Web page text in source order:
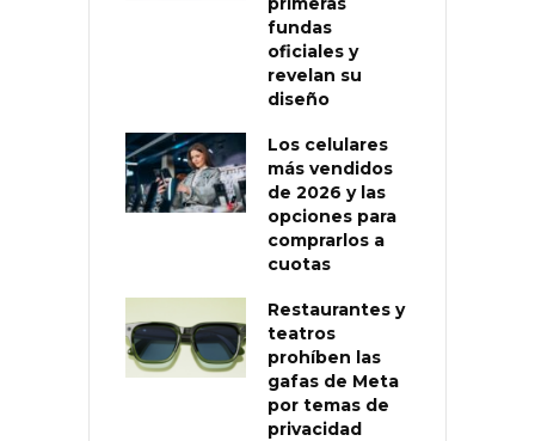
fundas
oficiales y
revelan su
diseño
Los celulares
más vendidos
de 2026 y las
opciones para
comprarlos a
cuotas
Restaurantes y
teatros
prohíben las
gafas de Meta
por temas de
privacidad